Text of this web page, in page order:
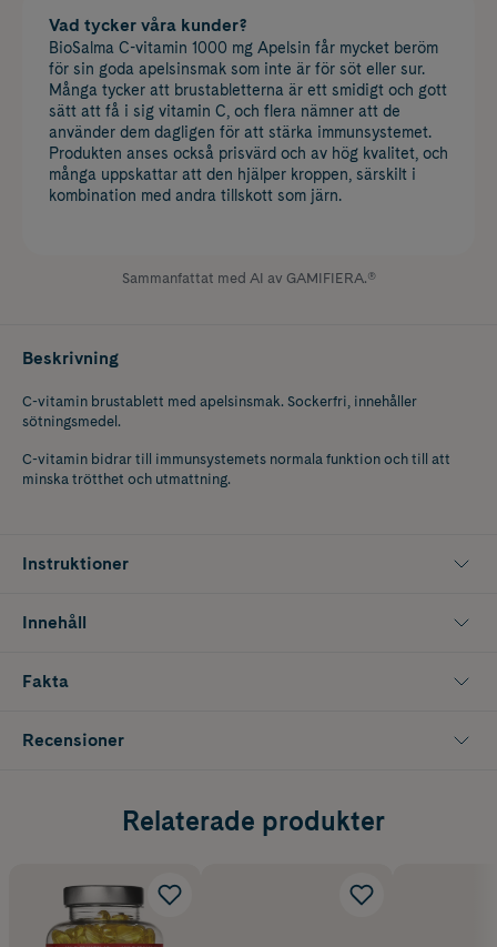
Vad tycker våra kunder?
BioSalma C-vitamin 1000 mg Apelsin får mycket beröm
för sin goda apelsinsmak som inte är för söt eller sur.
Många tycker att brustabletterna är ett smidigt och gott
sätt att få i sig vitamin C, och flera nämner att de
använder dem dagligen för att stärka immunsystemet.
Produkten anses också prisvärd och av hög kvalitet, och
många uppskattar att den hjälper kroppen, särskilt i
kombination med andra tillskott som järn.
Sammanfattat med AI av GAMIFIERA.®
Beskrivning
C-vitamin brustablett med apelsinsmak. Sockerfri, innehåller
sötningsmedel.
C-vitamin bidrar till immunsystemets normala funktion och till att
minska trötthet och utmattning.
Instruktioner
Innehåll
Fakta
Recensioner
Relaterade produkter